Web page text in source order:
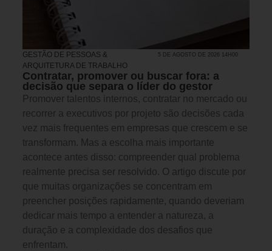
GESTÃO DE PESSOAS &
ARQUITETURA DE TRABALHO
5 DE AGOSTO DE 2026 14H00
Contratar, promover ou buscar fora: a
decisão que separa o líder do gestor
Promover talentos internos, contratar no mercado ou
recorrer a executivos por projeto são decisões cada
vez mais frequentes em empresas que crescem e se
transformam. Mas a escolha mais importante
acontece antes disso: compreender qual problema
realmente precisa ser resolvido. O artigo discute por
que muitas organizações se concentram em
preencher posições rapidamente, quando deveriam
dedicar mais tempo a entender a natureza, a
duração e a complexidade dos desafios que
enfrentam.